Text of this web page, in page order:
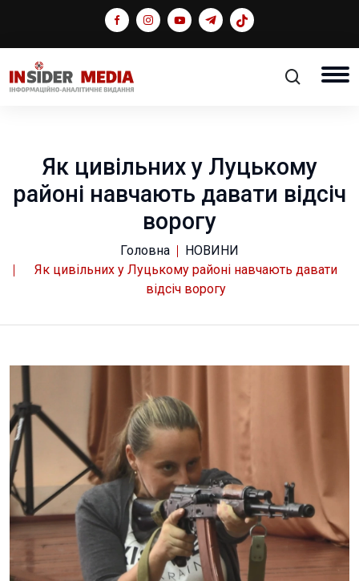
Як цивільних у Луцькому
районі навчають давати відсіч
ворогу
Головна
НОВИНИ
Як цивільних у Луцькому районі навчають давати
відсіч ворогу